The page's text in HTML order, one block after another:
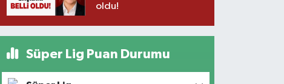
oldu!
Süper Lig Puan Durumu